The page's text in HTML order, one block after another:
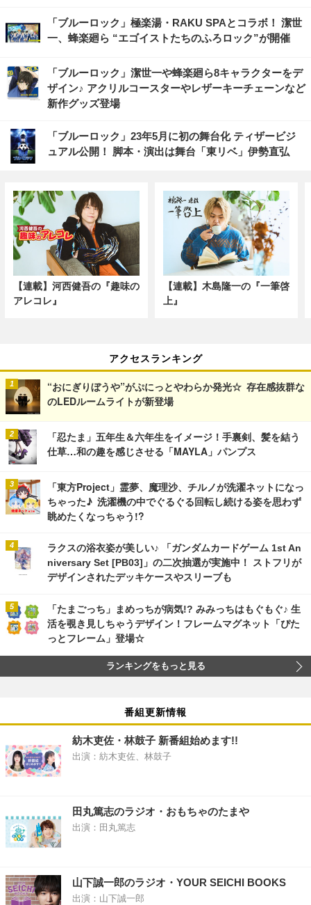
「ブルーロック」極楽湯・RAKU SPAとコラボ！ 潔世
一、蜂楽廻ら “エゴイストたちのふろロック”が開催
「ブルーロック」潔世一や蜂楽廻ら8キャラクターをデ
ザイン♪ アクリルコースターやレザーキーチェーンなど
新作グッズ登場
「ブルーロック」23年5月に初の舞台化 ティザービジ
ュアル公開！ 脚本・演出は舞台「東リベ」伊勢直弘
【連載】河西健吾の『趣味の
アレコレ』
【連載】木島隆一の『一筆啓
上』
アクセスランキング
“おにぎりぼうや”がぷにっとやわらか発光☆ 存在感抜群な
のLEDルームライトが新登場
「忍たま」五年生＆六年生をイメージ！手裏剣、髪を結う
仕草…和の趣を感じさせる「MAYLA」パンプス
「東方Project」霊夢、魔理沙、チルノが洗濯ネットになっ
ちゃった♪ 洗濯機の中でぐるぐる回転し続ける姿を思わず
眺めたくなっちゃう!?
ラクスの浴衣姿が美しい♪ 「ガンダムカードゲーム 1st An
niversary Set [PB03]」の二次抽選が実施中！ ストフリが
デザインされたデッキケースやスリーブも
「たまごっち」まめっちが病気!? みみっちはもぐもぐ♪ 生
活を覗き見しちゃうデザイン！フレームマグネット「ぴた
っとフレーム」登場☆
ランキングをもっと見る
番組更新情報
紡木吏佐・林鼓子 新番組始めます!!
出演：紡木吏佐、林鼓子
田丸篤志のラジオ・おもちゃのたまや
出演：田丸篤志
山下誠一郎のラジオ・YOUR SEICHI BOOKS
出演：山下誠一郎